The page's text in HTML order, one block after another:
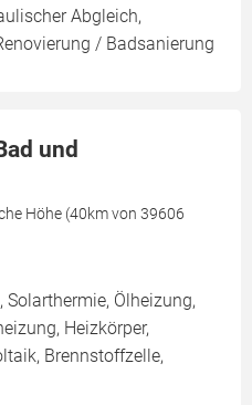
Abgleich,
/ Badsanierung
und
Höhe (40km von 39606
Ölheizung,
Heizkörper,
Brennstoffzelle,